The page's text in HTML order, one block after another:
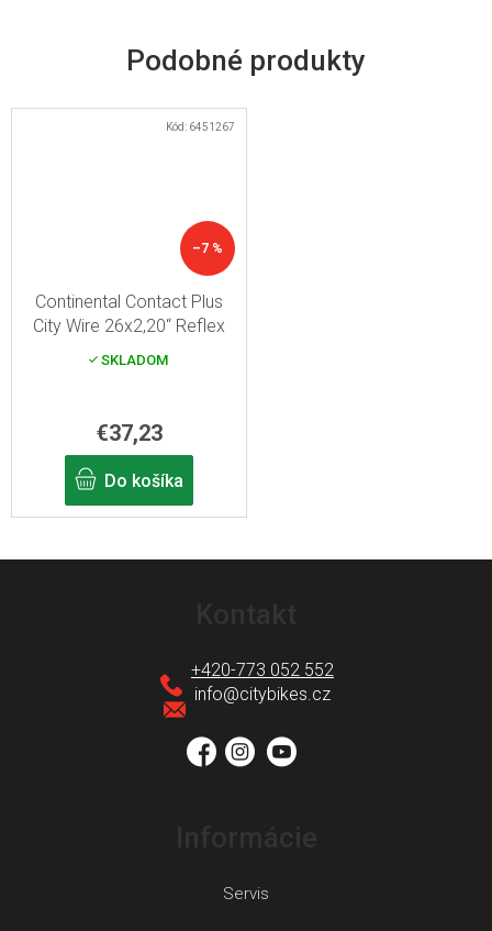
–7 %
Continental Contact Plus
City Wire 26x2,20“ Reflex
Black mestský plášť na
SKLADOM
€37,23
Do košíka
Kód: 6451267
info@citybikes.cz
+420-773 052 552
Servis